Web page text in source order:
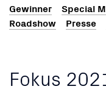
Gewinner Special
Roadshow
Presse
Fokus